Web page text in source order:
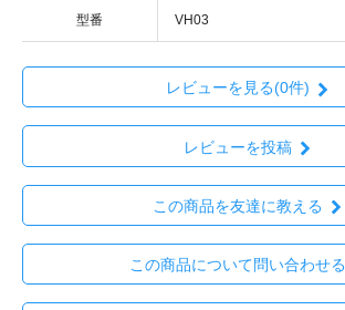
型番 VH03
レビューを見る(0件)
レビューを投稿
この商品を友達に教える
この商品について問い合わせる